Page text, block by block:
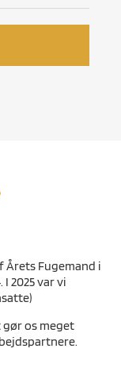
Årets Fugemand i
2025 var vi
gør os meget